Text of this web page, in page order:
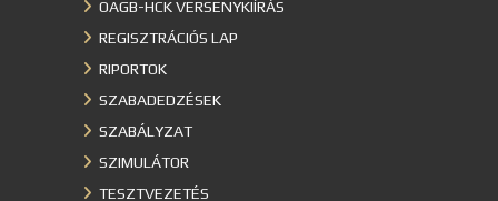
OAGB-HCK VERSENYKIÍRÁS
REGISZTRÁCIÓS LAP
RIPORTOK
SZABADEDZÉSEK
SZABÁLYZAT
SZIMULÁTOR
TESZTVEZETÉS